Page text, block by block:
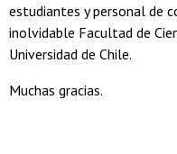
estudiantes y personal de
inolvidable Facultad de
Universidad de Chile.
Muchas gracias.